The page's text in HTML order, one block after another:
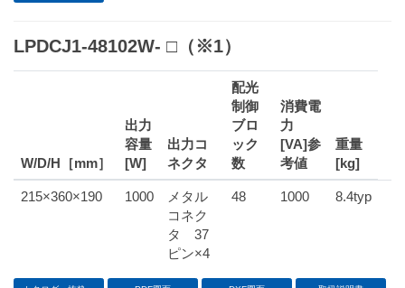
LPDCJ1-48102W- □（※1）
W/D/H［mm］
出力
容量
[W]
出力コ
ネクタ
配光
制御
ブロ
ック
数
消費電
力
[VA]参
考値
重量
[kg]
215×360×190 1000
メタル
コネク
タ 37
ピン×4
48 1000 8.4typ